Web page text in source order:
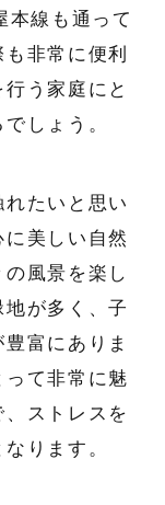
本線も通って
非常に便利
う家庭にと
しょう。
たいと思い
美しい自然
風景を楽し
が多く、子
富にありま
て非常に魅
ストレスを
ります。